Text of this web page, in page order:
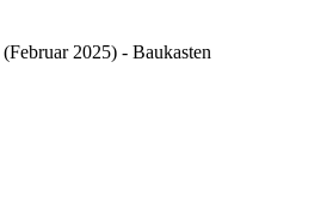
2025) - Baukasten